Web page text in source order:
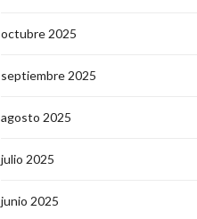
octubre 2025
septiembre 2025
agosto 2025
julio 2025
junio 2025